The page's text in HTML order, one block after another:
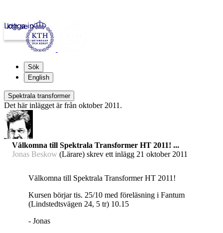
kth.se
Logga in
Sök
English
Spektrala transformer
Det här inlägget är från oktober 2011.
Välkomna till Spektrala Transformer HT 2011! ...
Jonas Beskow (Lärare) skrev ett inlägg 21 oktober 2011
Välkomna till Spektrala Transformer HT 2011!
Kursen börjar tis. 25/10 med föreläsning i Fantum
(Lindstedtsvägen 24, 5 tr) 10.15
- Jonas